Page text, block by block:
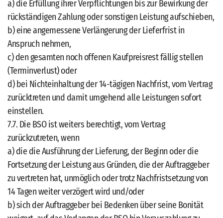
a) die Erfüllung ihrer Verpflichtungen bis zur Bewirkung der
rückständigen Zahlung oder sonstigen Leistung aufschieben,
b) eine angemessene Verlängerung der Lieferfrist in
Anspruch nehmen,
c) den gesamten noch offenen Kaufpreisrest fällig stellen
(Terminverlust) oder
d) bei Nichteinhaltung der 14-tägigen Nachfrist, vom Vertrag
zurücktreten und damit umgehend alle Leistungen sofort
einstellen.
7.7. Die BSO ist weiters berechtigt, vom Vertrag
zurückzutreten, wenn
a) die die Ausführung der Lieferung, der Beginn oder die
Fortsetzung der Leistung aus Gründen, die der Auftraggeber
zu vertreten hat, unmöglich oder trotz Nachfristsetzung von
14 Tagen weiter verzögert wird und/oder
b) sich der Auftraggeber bei Bedenken über seine Bonität